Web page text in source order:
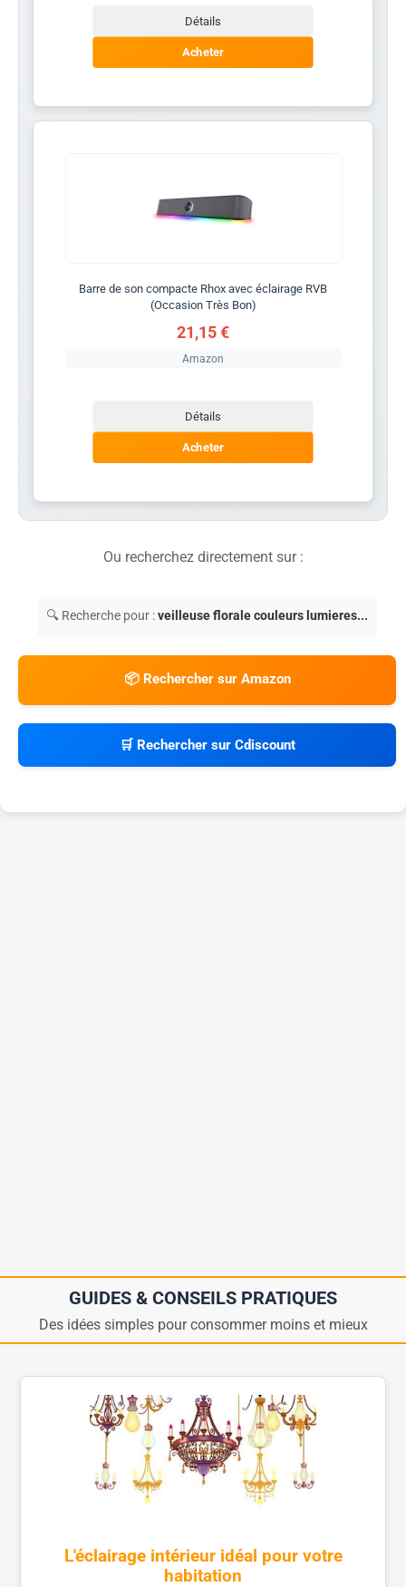
Détails
Acheter
Barre de son compacte Rhox avec éclairage RVB
(Occasion Très Bon)
21,15 €
Amazon
Détails
Acheter
Ou recherchez directement sur :
🔍 Recherche pour :veilleuse florale couleurs lumieres...
📦 Rechercher sur Amazon
🛒 Rechercher sur Cdiscount
GUIDES & CONSEILS PRATIQUES
Des idées simples pour consommer moins et mieux
L'éclairage intérieur idéal pour votre
habitation